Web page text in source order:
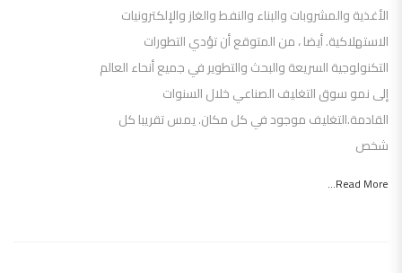
الأغذية والمشروبات والبناء والنفط والغاز والإلكترونيات
الاستهلاكية. أيضا ، من المتوقع أن تؤدي التطورات
التكنولوجية السريعة والبحث والتطوير في جميع أنحاء العالم
إلى نمو سوق التغليف الصناعي خلال السنوات
القادمة.التغليف موجود في كل مكان. يمس تقريبا كل
شخص
Read More...